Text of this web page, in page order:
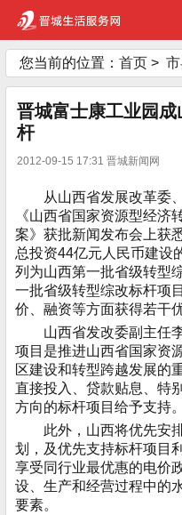
您当前的位置： 首页 >
晋城富士康工业园
杆
2012-09-15 17:31 晋城新闻网
从山西省发展改革委
《山西省国家资源型经济
案》获批新闻发布会上获
总投资44亿元人民币建设
列为山西第一批省级转型
一批省级转型综改标杆项
价、融资等方面获得若干
山西省发改委副主任
项目是推进山西省国家资
区建设和转型跨越发展的
直接投入、贷款贴息、特
方向的标杆项目给予支持。
此外，山西将优先安
划，及优先支持标杆项目
享受同行业最优惠的电价
设、生产和经营过程中的
要素。